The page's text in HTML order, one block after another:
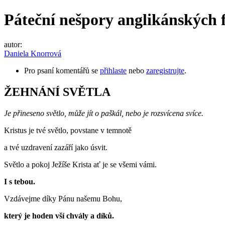
Páteční nešpory
autor:
Daniela Knorrová
Pro psaní komentářů se přihlaste nebo zaregistrujte.
ŽEHNÁNÍ SVĚTLA
Je přineseno světlo, může jít o paškál, nebo je rozsvícena svíce.
Kristus je tvé světlo, povstane v temnotě
a tvé uzdravení zazáří jako úsvit.
Světlo a pokoj Ježíše Krista ať je se všemi vámi.
I s tebou.
Vzdávejme díky Pánu našemu Bohu,
který je hoden vší chvály a díků.